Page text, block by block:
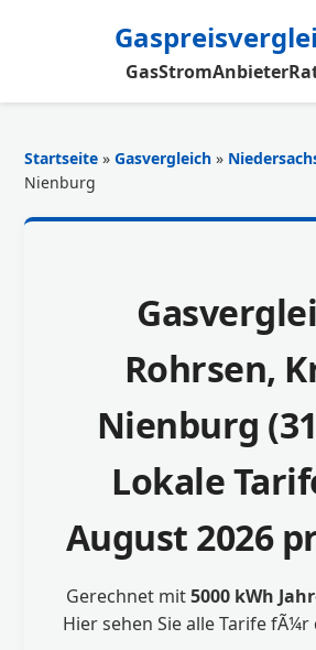
GasStromAnbieter
Startseite »Gasvergleich »
Nienburg
Rohrsen,
Nienburg
Lokale
August 2026
Gerechnet mit5000 kWh
Hier sehen Sie alle Tarife fÃ¼r